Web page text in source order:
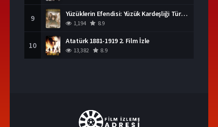
9 Yüzüklerin Efendisi: Yüzük Kardeşliği Türkçe Dublaj İzle
1,194 8.9
10 Atatürk 1881-1919 2. Film İzle
13,382 8.9